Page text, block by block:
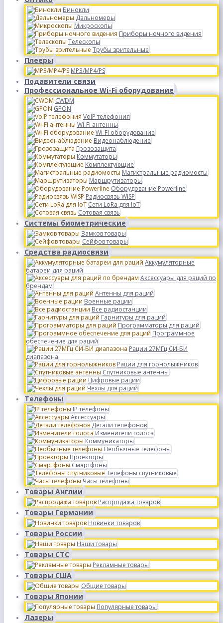
Бинокли
Дальномеры
Микроскопы
Приборы ночного видения
Телескопы
Трубы зрительные
Плееры
MP3/MP4/PS
Подавители связи
Профессиональное Wi-Fi оборудование
CWDM
GPON
VoIP телефония
Wi-Fi антенны
Wi-Fi оборудование
Видеонаблюдение
Грозозащита
Коммутаторы
Комплектующие
Магистральные радиомосты
Маршрутизаторы
Оборудование Powerline
Радиосвязь WISP
Сети LoRa для IoT
Сотовая связь
Системы биометрические
Замков товары
Сейфов товары
Средства радиосвязи
Аккумуляторные
батареи для раций
Аксессуары для раций по
брендам
Антенны для раций
Военные рации
Все радиостанции
Гарнитуры для раций
Программаторы для раций
Программное
обеспечение для раций
Рации 27МГц СИ-БИ
диапазона
Рации для горнолыжников
Спутниковые антенны
Цифровые рации
Чехлы для раций
Телефоны
IP телефоны
Аксессуары
Детали телефонов
Изменители голоса
Коммуникаторы
Необычные телефоны
Проекторы
Смартфоны
Телефоны спутниковые
Часы телефоны
Товары Англии
Распродажа товаров
Товары Германии
Новинки товаров
Товары России
Наши товары
Товары СТС
Рекламные товары
Товары США
Общие товары
Товары Японии
Популярные товары
Лазеры